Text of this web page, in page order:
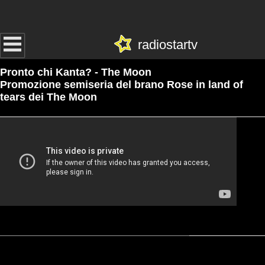
radiostartv
Pronto chi Kanta? - The Moon
Promozione semiseria del brano Rose in land of
tears dei The Moon